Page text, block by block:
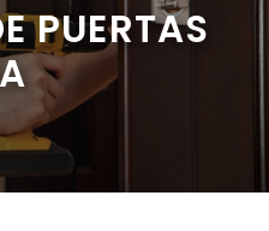
PUERTAS